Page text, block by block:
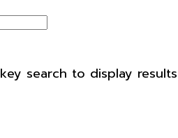
search to display results